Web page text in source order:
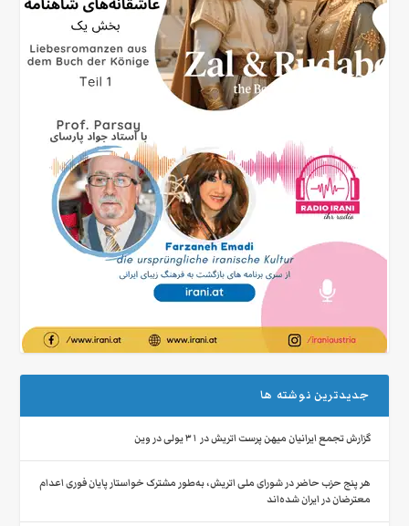
جدیدترین نوشته ها
گزارش تجمع ایرانیان میهن‌ پرست اتریش در ۳۱ یولی در وین
هر پنج حزب حاضر در شورای ملی اتریش، به‌طور مشترک خواستار پایان فوری اعدام
معترضان در ایران شده‌اند